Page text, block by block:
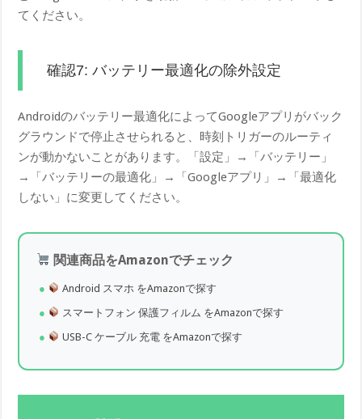
てください。
確認7: バッテリー最適化の除外設定
Androidのバッテリー最適化によってGoogleアプリがバック
グラウンドで停止させられると、時刻トリガーのルーティ
ンが動かないことがあります。「設定」→「バッテリー」
→「バッテリーの最適化」→「Googleアプリ」→「最適化
しない」に変更してください。
関連商品をAmazonでチェック
Android スマホ をAmazonで探す
スマートフォン 保護フィルム をAmazonで探す
USB-C ケーブル 充電 をAmazonで探す